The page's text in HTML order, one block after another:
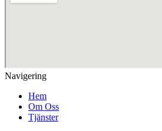
Navigering
Hem
Om Oss
Tjänster